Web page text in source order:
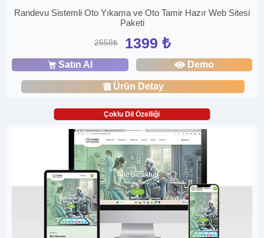
Randevu Sistemli Oto Yıkama ve Oto Tamir Hazır Web Sitesi
Paketi
2658₺ 1399 ₺
Satın Al Demo
Ürün Detay
Çoklu Dil Özelliği